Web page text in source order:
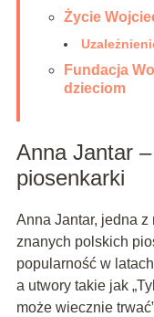
Życie
Fundacja
dzieciom
Anna Jantar
piosenkarki
Anna Jantar, jedna
znanych polskich
popularność w
a utwory takie jak
może wiecznie